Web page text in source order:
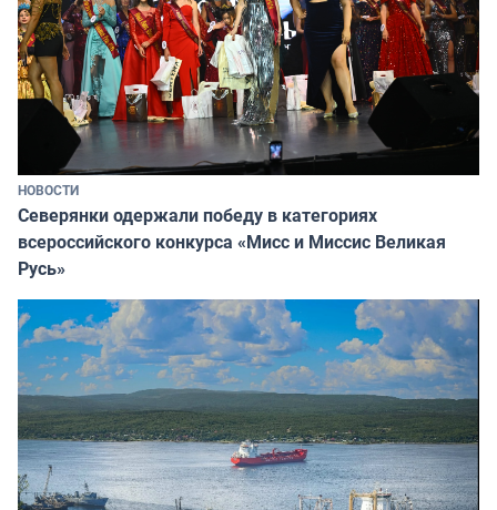
НОВОСТИ
Северянки одержали победу в категориях
всероссийского конкурса «Мисс и Миссис Великая
Русь»